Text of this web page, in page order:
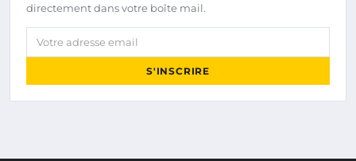
directement dans votre boîte mail.
Votre adresse email
S'INSCRIRE